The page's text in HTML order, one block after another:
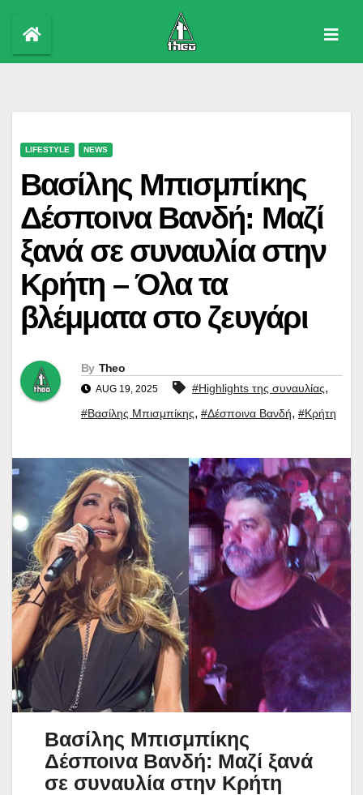
content
LIFESTYLE NEWS
Βασίλης Μπισμπίκης
Δέσποινα Βανδή: Μαζί
ξανά σε συναυλία στην
Κρήτη – Όλα τα
βλέμματα στο ζευγάρι
By Theo
AUG 19, 2025 #Highlights της συναυλίας,
#Βασίλης Μπισμπίκης, #Δέσποινα Βανδή, #Κρήτη
Βασίλης Μπισμπίκης
Δέσποινα Βανδή: Μαζί ξανά
σε συναυλία στην Κρήτη